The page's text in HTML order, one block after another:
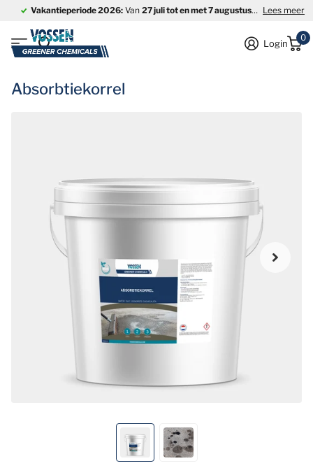
Vakantieperiode 2026: Van 27 juli tot en met 7 augustusis ons bedrijf
Lees meer
Login
0
Absorbtiekorrel